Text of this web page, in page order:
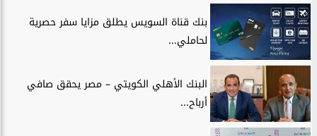
بنك قناة السويس يطلق مزايا سفر حصرية
لحاملي...
البنك الأهلي الكويتي – مصر يحقق صافي
أرباح...